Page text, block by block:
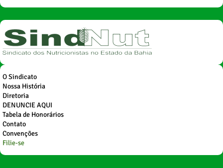
O Sindicato
Nossa História
Diretoria
DENUNCIE AQUI
Tabela de Honorários
Contato
Convenções
Filie-se